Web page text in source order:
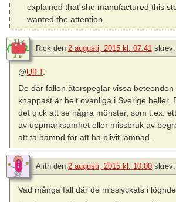
explained that she manufactured this
wanted the attention.
Rick den 2 augusti, 2015 kl. 07:41 skrev:
@Ulf T:
De där fallen återspeglar vissa
knappast är helt ovanliga i Sverige heller.
det gick att se några mönster, som t.ex.
av uppmärksamhet eller missbruk av
att ta hämnd för att ha blivit lämnad.
Alith den 2 augusti, 2015 kl. 10:00 skrev:
Vad många fall där de misslyckats i